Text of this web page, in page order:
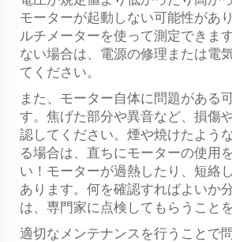
モーターが起動しない可能性があ
ルチメーターを使って測定できま
ない場合は、電源の修理または電
てください。
また、モーター自体に問題がある
す。焦げた部分や異音など、損傷
認してください。煙や焼けたよう
る場合は、直ちにモーターの使用
い！モーターが過熱したり、短絡
あります。何を確認すればよいか
は、専門家に点検してもらうこと
適切なメンテナンスを行うことで